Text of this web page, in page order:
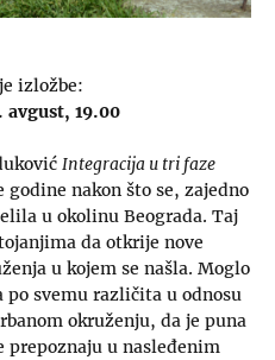
izložbe:
19.00
Integracija u tri faze
nakon što se, zajedno
u okolinu Beograda. Taj
da otkrije nove
u kojem se našla. Moglo
po svemu različita u odnosu
okruženju, da je puna
u nasleđenim